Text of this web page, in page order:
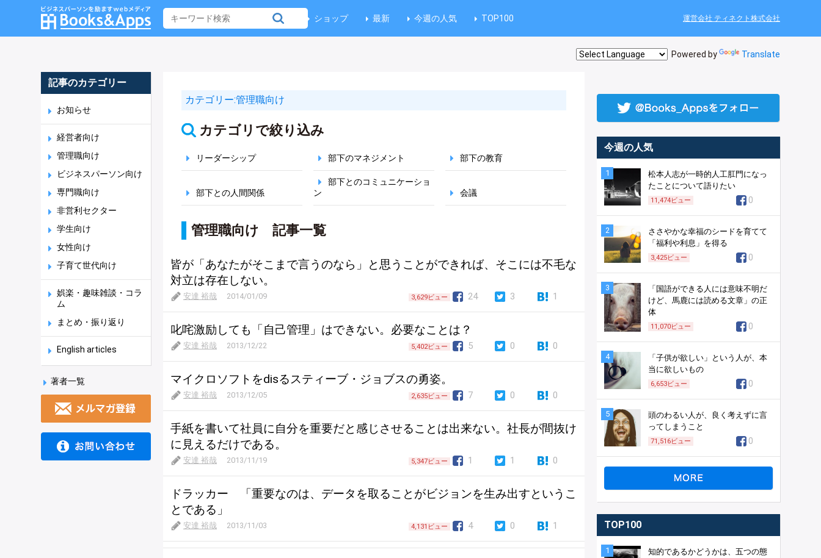
ショップ 最新 今週の人気 TOP100 運営会社 ティネクト株式会社
Powered by Translate
記事のカテゴリー
お知らせ
経営者向け
管理職向け
ビジネスパーソン向け
専門職向け
非営利セクター
学生向け
女性向け
子育て世代向け
娯楽・趣味雑談・コラ
ム
まとめ・振り返り
English articles
著者一覧
カテゴリー:管理職向け
カテゴリで絞り込み
リーダーシップ 部下のマネジメント 部下の教育
部下との人間関係
部下とのコミュニケーショ
ン
会議
管理職向け 記事一覧
皆が「あなたがそこまで言うのなら」と思うことができれば、そこには不毛な
対立は存在しない。
安達 裕哉 2014/01/09 3,629ビュー 24 3 1
叱咤激励しても「自己管理」はできない。必要なことは？
安達 裕哉 2013/12/22 5,402ビュー 5 0 0
マイクロソフトをdisるスティーブ・ジョブスの勇姿。
安達 裕哉 2013/12/05 2,635ビュー 7 0 0
手紙を書いて社員に自分を重要だと感じさせることは出来ない。社長が間抜け
に見えるだけである。
安達 裕哉 2013/11/19 5,347ビュー 1 1 0
ドラッカー 「重要なのは、データを取ることがビジョンを生み出すというこ
とである」
安達 裕哉 2013/11/03 4,131ビュー 4 0 1
今週の人気
1
松本人志が一時的人工肛門になっ
たことについて語りたい
11,474ビュー 0
2
ささやかな幸福のシードを育てて
「福利や利息」を得る
3,425ビュー 0
3
「国語ができる人には意味不明だ
けど、馬鹿には読める文章」の正
体
11,070ビュー 0
4
「子供が欲しい」という人が、本
当に欲しいもの
6,653ビュー 0
5
頭のわるい人が、良く考えずに言
ってしまうこと
71,516ビュー 0
TOP100
1
知的であるかどうかは、五つの態